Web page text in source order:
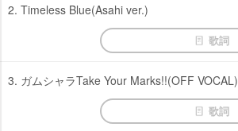
2. Timeless Blue(Asahi ver.)
歌詞
3. ガムシャラTake Your Marks!!(OFF VOCAL)
歌詞